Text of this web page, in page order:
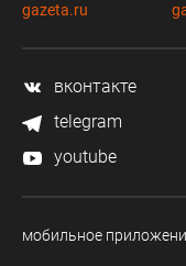
gazeta.ru
вконтакте
telegram
youtube
мобильное